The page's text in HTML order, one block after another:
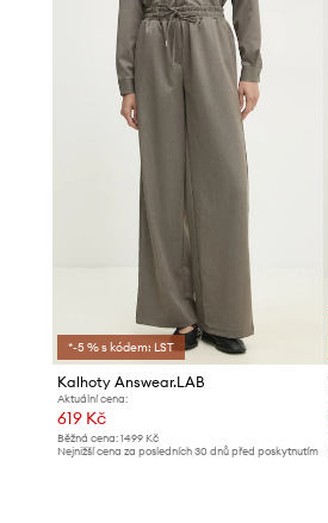
*-5 % s kódem: LST
Kalhoty Answear.LAB
Aktuální cena:
619 Kč
Běžná cena: 1499 Kč
Nejnižší cena za posledních 30 dnů před poskytnutím